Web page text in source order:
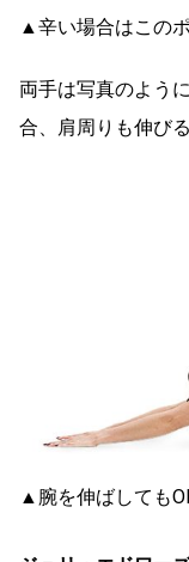
▲辛い場合はこの
両手は写真のよう
合、肩周りも伸び
▲腕を伸ばしても